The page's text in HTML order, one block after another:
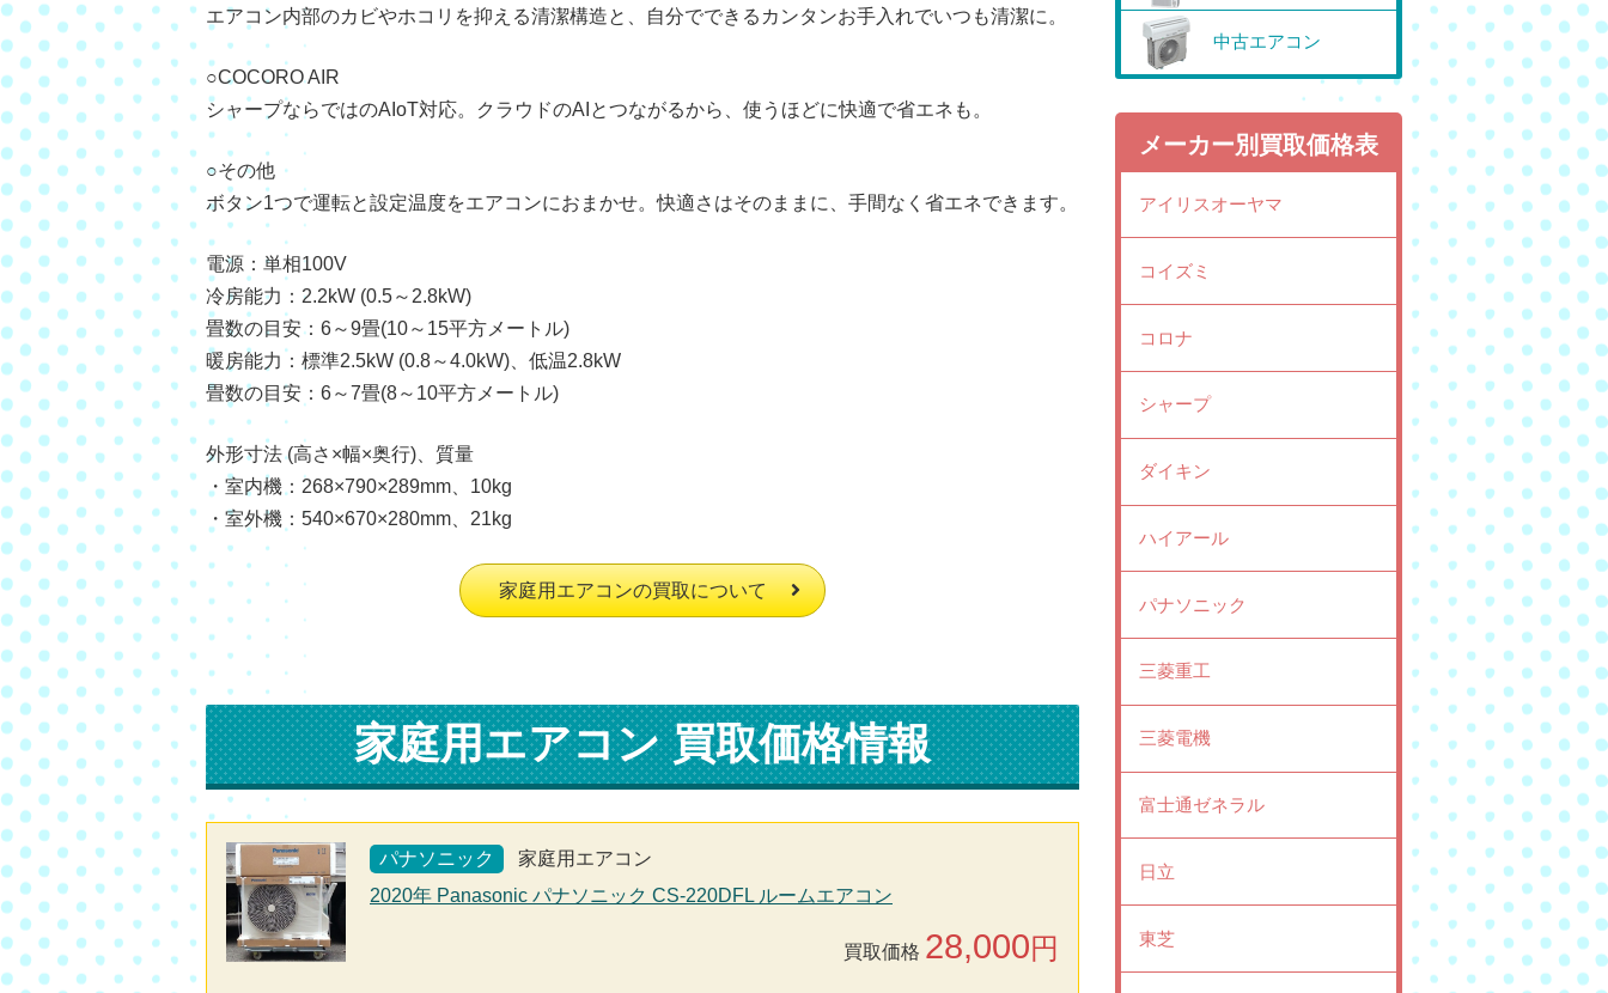
エアコン内部のカビやホコリを抑える清潔構造と、自分でできるカンタンお手入れでいつも清潔に。
○COCORO AIR
シャープならではのAIoT対応。クラウドのAIとつながるから、使うほどに快適で省エネも。
○その他
ボタン1つで運転と設定温度をエアコンにおまかせ。快適さはそのままに、手間なく省エネできます。
電源：単相100V
冷房能力：2.2kW (0.5～2.8kW)
畳数の目安：6～9畳(10～15平方メートル)
暖房能力：標準2.5kW (0.8～4.0kW)、低温2.8kW
畳数の目安：6～7畳(8～10平方メートル)
外形寸法 (高さ×幅×奥行)、質量
・室内機：268×790×289mm、10kg
・室外機：540×670×280mm、21kg
家庭用エアコンの買取について
家庭用エアコン 買取価格情報
パナソニック
家庭用エアコン
2020年 Panasonic パナソニック CS-220DFL ルームエアコン
買取価格 28,000円
中古エアコン
メーカー別買取価格表
アイリスオーヤマ
コイズミ
コロナ
シャープ
ダイキン
ハイアール
パナソニック
三菱重工
三菱電機
富士通ゼネラル
日立
東芝